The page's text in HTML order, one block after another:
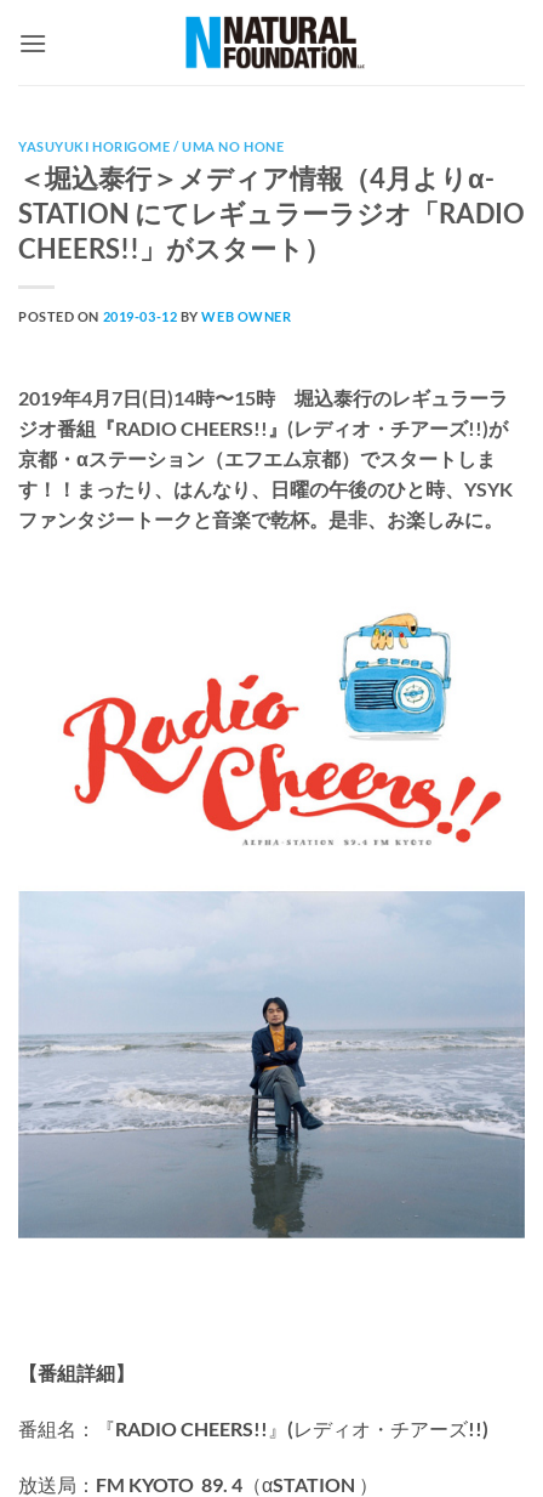
YASUYUKI HORIGOME / UMA NO HONE
＜堀込泰行＞メディア情報（4月よりα-
STATION にてレギュラーラジオ「RADIO
CHEERS!!」がスタート）
POSTED ON 2019-03-12 BYWEB OWNER
2019年4月7日(日)14時〜15時 堀込泰行のレギュラーラ
ジオ番組『RADIO CHEERS!!』(レディオ・チアーズ!!)が
京都・αステーション（エフエム京都）でスタートしま
す！！まったり、はんなり、日曜の午後のひと時、YSYK
ファンタジートークと音楽で乾杯。是非、お楽しみに。
【番組詳細】
番組名：『RADIO CHEERS!!』(レディオ・チアーズ!!)
放送局：FM KYOTO 89. 4（αSTATION ）